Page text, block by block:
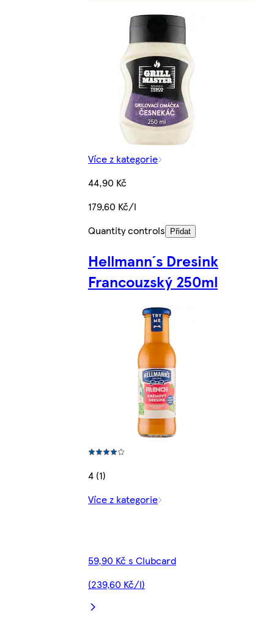
Více z kategorie
44,90 Kč
179,60 Kč/l
Quantity controls
Přidat
Hellmann´s Dresink
Francouzský 250ml
4 (1)
Více z kategorie
59,90 Kč s Clubcard
(239,60 Kč/l)